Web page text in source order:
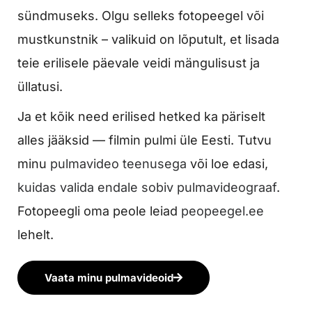
sündmuseks. Olgu selleks fotopeegel või
mustkunstnik – valikuid on lõputult, et lisada
teie erilisele päevale veidi mängulisust ja
üllatusi.
Ja et kõik need erilised hetked ka päriselt
alles jääksid — filmin pulmi üle Eesti. Tutvu
minu pulmavideo teenusega või loe edasi,
kuidas valida endale sobiv pulmavideograaf.
Fotopeegli oma peole leiad peopeegel.ee
lehelt.
Vaata minu pulmavideoid